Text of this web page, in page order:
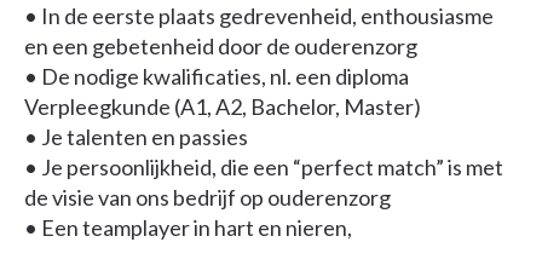
• In de eerste plaats gedrevenheid, enthousiasme
en een gebetenheid door de ouderenzorg
• De nodige kwalificaties, nl. een diploma
Verpleegkunde (A1, A2, Bachelor, Master)
• Je talenten en passies
• Je persoonlijkheid, die een “perfect match” is met
de visie van ons bedrijf op ouderenzorg
• Een teamplayer in hart en nieren,